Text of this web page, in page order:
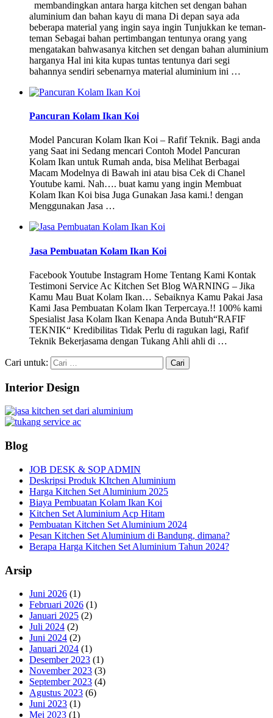
membandingkan antara harga kitchen set dengan bahan
aluminium dan bahan kayu di mana Di depan saya ada
beberapa material yang ingin saya ingin Tunjukkan ke teman-
teman Sebagai bahan pertimbangan tentunya orang yang
mengatakan bahwasanya kitchen set dengan bahan aluminium
harganya Hal ini kita kupas tuntas tentunya dari segi
bahannya sendiri sebenarnya material aluminium ini …
Pancuran Kolam Ikan Koi
Model Pancuran Kolam Ikan Koi – Rafif Teknik. Bagi anda
yang Saat ini Sedang mencari Contoh Model Pancuran
Kolam Ikan untuk Rumah anda, bisa Melihat Berbagai
Macam Modelnya di Bawah ini atau bisa Cek di Chanel
Youtube kami. Nah…. buat kamu yang ingin Membuat
Kolam Ikan Koi bisa Juga Gunakan Jasa kami.! dengan
Menggunakan Jasa …
Jasa Pembuatan Kolam Ikan Koi
Facebook Youtube Instagram Home Tentang Kami Kontak
Testimoni Service Ac Kitchen Set Blog WARNING – Jika
Kamu Mau Buat Kolam Ikan… Sebaiknya Kamu Pakai Jasa
Kami Jasa Pembuatan Kolam Ikan Terpercaya.!! 100% kami
Spesialist Jasa Kolam Ikan Kenapa Anda Butuh“RAFIF
TEKNIK“ Kredibilitas Tidak Perlu di ragukan lagi, Rafif
Teknik Bekerjasama dengan Tukang Ahli ahli di …
Cari untuk:
Interior Design
Blog
JOB DESK & SOP ADMIN
Deskripsi Produk KItchen Aluminium
Harga Kitchen Set Aluminium 2025
Biaya Pembuatan Kolam Ikan Koi
Kitchen Set Aluminium Acp Hitam
Pembuatan Kitchen Set Aluminium 2024
Pesan Kitchen Set Aluminium di Bandung, dimana?
Berapa Harga Kitchen Set Aluminium Tahun 2024?
Arsip
Juni 2026 (1)
Februari 2026 (1)
Januari 2025 (2)
Juli 2024 (2)
Juni 2024 (2)
Januari 2024 (1)
Desember 2023 (1)
November 2023 (3)
September 2023 (4)
Agustus 2023 (6)
Juni 2023 (1)
Mei 2023 (1)